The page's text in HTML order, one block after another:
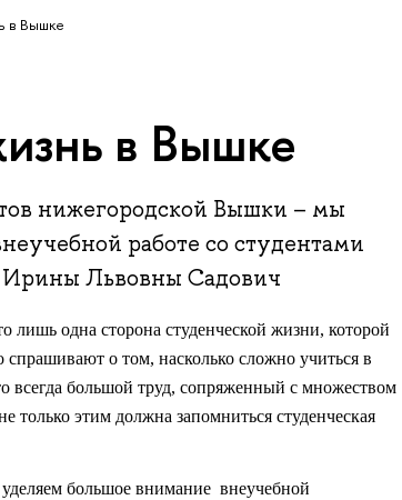
в Вышке
в Вышке
нижегородской Вышки – мы
работе со студентами
Львовны Садович
лишь одна сторона студенческой жизни, которой
спрашивают о том, насколько сложно учиться в
большой труд, сопряженный с множеством
этим должна запомниться студенческая
большое внимание внеучебной